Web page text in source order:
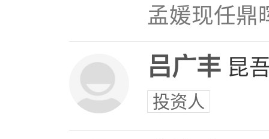
孟媛现任鼎
吕广丰 昆
投资人